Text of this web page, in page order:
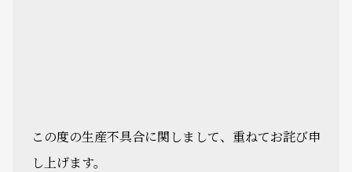
この度の生産不具合に関しまして、重ねてお詫び申
し上げます。